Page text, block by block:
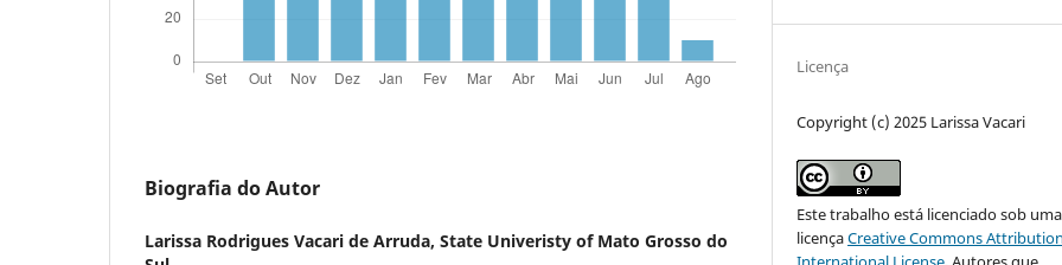
Biografia do Autor
Larissa Rodrigues Vacari de Arruda, State Univeristy of Mato Grosso do
Licença
Copyright (c) 2025 Larissa Vacari
Este trabalho está licenciado sob uma
licençaCreative Commons